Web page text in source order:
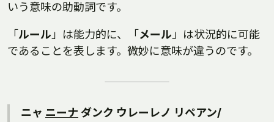
いう意味の助動詞です。
「 ルール 」は能力的に、「 メール 」は状況的に可能
であることを表します。微妙に意味が違うのです。
ニャ ニーナ ダンク ウレーレノ リペアン/